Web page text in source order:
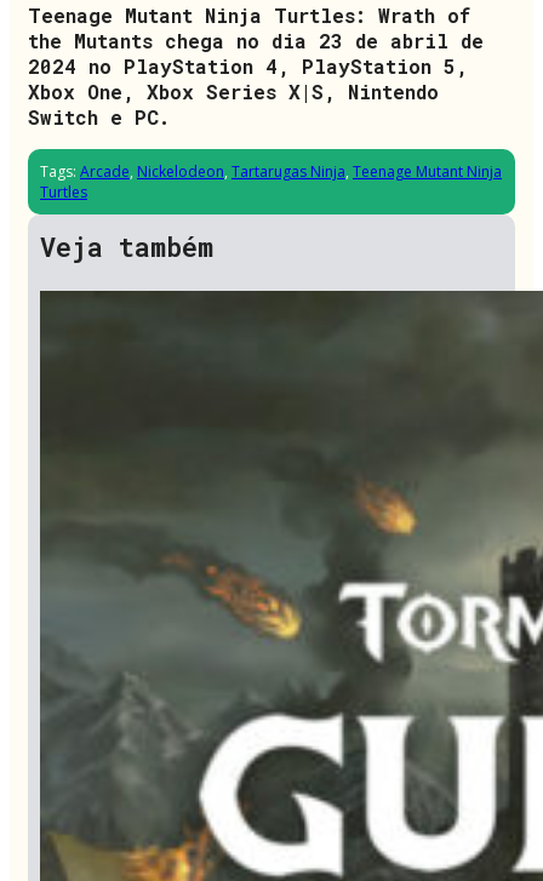
Teenage Mutant Ninja Turtles: Wrath of
the Mutants chega no dia 23 de abril de
2024 no PlayStation 4, PlayStation 5,
Xbox One, Xbox Series X|S, Nintendo
Switch e PC.
Tags: Arcade, Nickelodeon, Tartarugas Ninja, Teenage Mutant Ninja
Turtles
Veja também